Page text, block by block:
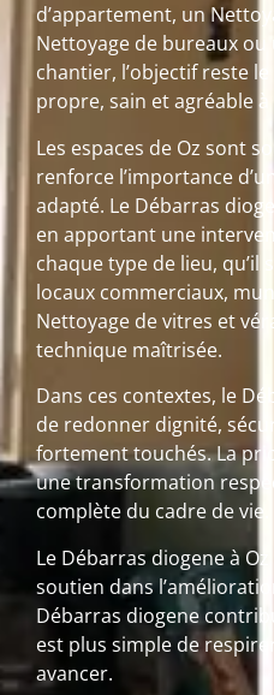
d’appartement, un
Nettoyage de bureaux
chantier, l’objectif reste
propre, sain et agréable à
Les espaces de Oz sont
renforce l’importance
adapté. Le Débarras
en apportant une
chaque type de lieu, qu’il
locaux commerciaux,
Nettoyage de vitres et
technique maîtrisée.
Dans ces contextes, le
de redonner dignité,
fortement touchés. La
une transformation
complète du cadre de vie.
Le Débarras diogene à
soutien dans
Débarras diogene
est plus simple de
avancer.